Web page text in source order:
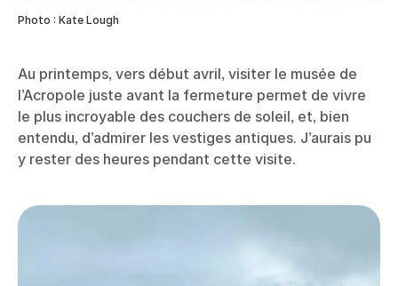
Photo : Kate Lough
Au printemps, vers début avril, visiter le musée de
l’Acropole juste avant la fermeture permet de vivre
le plus incroyable des couchers de soleil, et, bien
entendu, d’admirer les vestiges antiques. J’aurais pu
y rester des heures pendant cette visite.